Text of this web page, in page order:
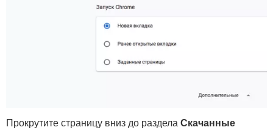
Прокрутите страницу вниз до раздела Скачанные